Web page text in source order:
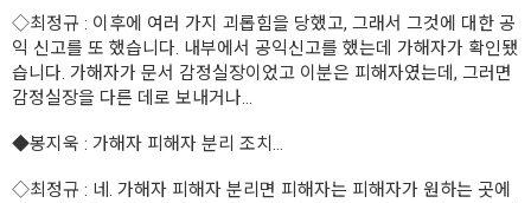
◇최정규 : 이후에 여러 가지 괴롭힘을 당했고, 그래서 그것에 대한 공
익 신고를 또 했습니다. 내부에서 공익신고를 했는데 가해자가 확인됐
습니다. 가해자가 문서 감정실장이었고 이분은 피해자였는데, 그러면
감정실장을 다른 데로 보내거나...
◆봉지욱 : 가해자 피해자 분리 조치...
◇최정규 : 네. 가해자 피해자 분리면 피해자는 피해자가 원하는 곳에